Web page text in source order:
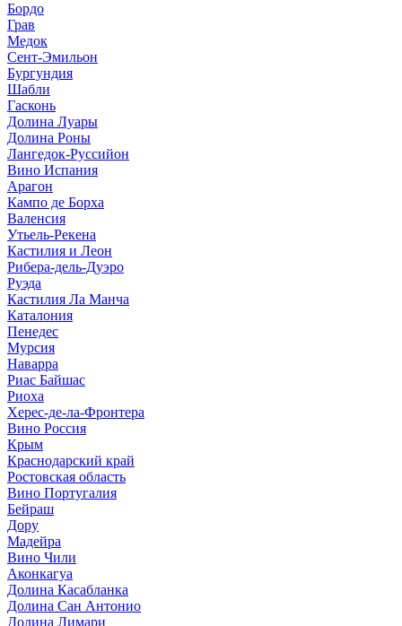
Бордо
Грав
Медок
Сент-Эмильон
Бургундия
Шабли
Гасконь
Долина Луары
Долина Роны
Лангедок-Руссийон
Вино Испания
Арагон
Кампо де Борха
Валенсия
Утьель-Рекена
Кастилия и Леон
Рибера-дель-Дуэро
Руэда
Кастилия Ла Манча
Каталония
Пенедес
Мурсия
Наварра
Риас Байшас
Риоха
Херес-де-ла-Фронтера
Вино Россия
Крым
Краснодарский край
Ростовская область
Вино Португалия
Бейраш
Дору
Мадейра
Вино Чили
Аконкагуа
Долина Касабланка
Долина Сан Антонио
Долина Лимари